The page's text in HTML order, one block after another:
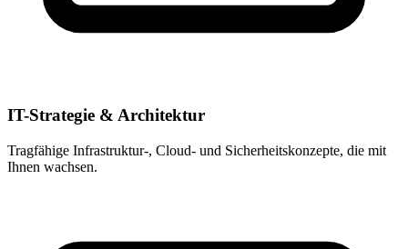
IT-Strategie & Architektur
Tragfähige Infrastruktur-, Cloud- und Sicherheitskonzepte, die mit
Ihnen wachsen.